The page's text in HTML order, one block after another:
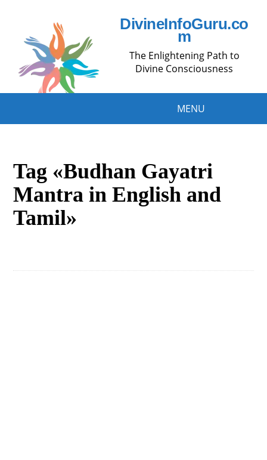
DivineInfoGuru.co
m
The Enlightening Path to
Divine Consciousness
MENU
Tag «Budhan Gayatri
Mantra in English and
Tamil»